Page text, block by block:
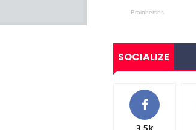
SOCIALIZE